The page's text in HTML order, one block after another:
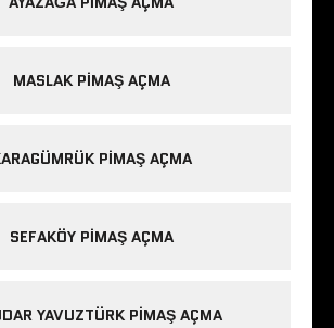
MASLAK PIMAŞ AÇMA
PIMAŞ AÇMA
SEFAKÖY PIMAŞ AÇMA
YAVUZTÜRK PIMAŞ AÇMA